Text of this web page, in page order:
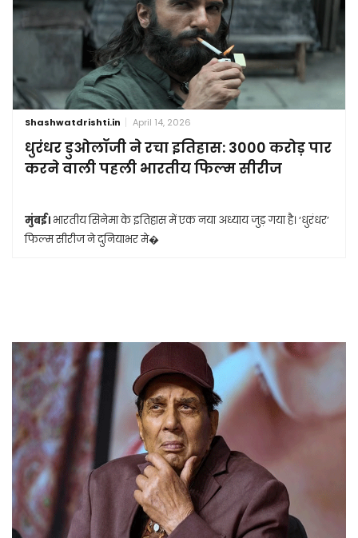
Shashwatdrishti.in April 14, 2026
धुरंधर डुओलॉजी ने रचा इतिहास: 3000 करोड़ पार
करने वाली पहली भारतीय फिल्म सीरीज
मुंबई। भारतीय सिनेमा के इतिहास में एक नया अध्याय जुड़ गया है। ‘धुरंधर’
फिल्म सीरीज ने दुनियाभर मे�